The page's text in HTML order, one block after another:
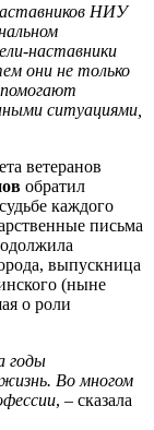
НИУ
наставники
они не только
ситуациями,
ветеранов
обратил
каждого
письма
выпускница
(ныне
о роли
годы
Во многом
, – сказала